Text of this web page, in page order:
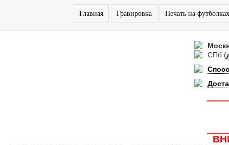
Главная Гравировка Печать на футболках
СПб (